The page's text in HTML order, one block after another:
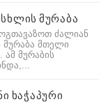
მურაბა
ძალიან
მურაბა მთელი
მურაბის
ხაჭაპური